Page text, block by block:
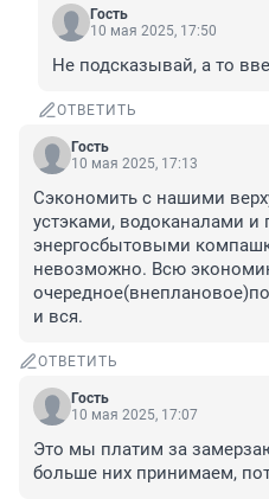
Гость
10 мая 2025, 17:50
Не подсказывай, а то
ОТВЕТИТЬ
Гость
10 мая 2025, 17:13
Сэкономить с нашими
устэками, водоканалами и
энергосбытовыми
невозможно. Всю
и вся.
ОТВЕТИТЬ
Гость
10 мая 2025, 17:07
Это мы платим за
больше них принимаем,